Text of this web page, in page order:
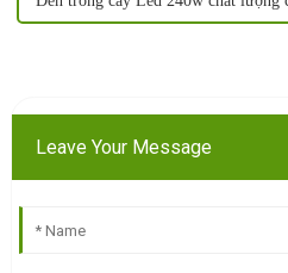
Leave Your Message